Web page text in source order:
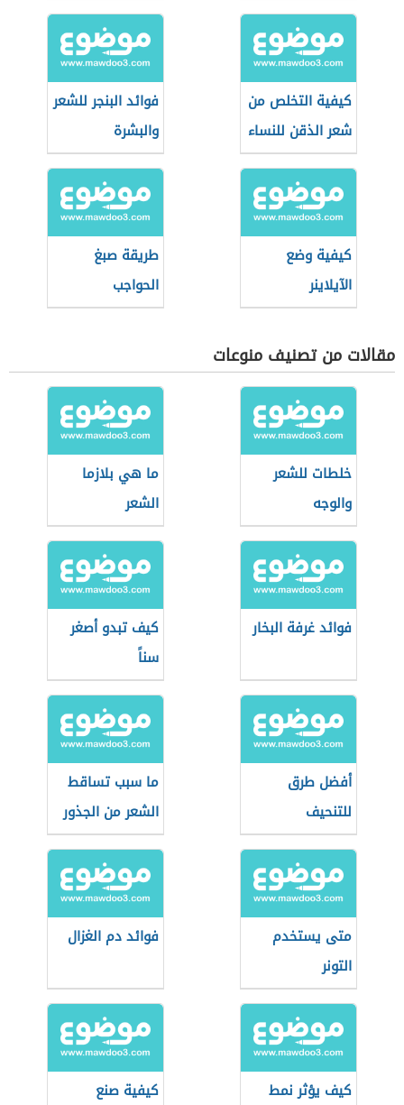
كيفية التخلص من
شعر الذقن للنساء
فوائد البنجر للشعر
والبشرة
كيفية وضع
الآيلاينر
طريقة صبغ
الحواجب
مقالات من تصنيف منوعات
خلطات للشعر
والوجه
ما هي بلازما
الشعر
فوائد غرفة البخار
كيف تبدو أصغر
سناً
أفضل طرق
للتنحيف
ما سبب تساقط
الشعر من الجذور
متى يستخدم
التونر
فوائد دم الغزال
كيف يؤثر نمط
كيفية صنع